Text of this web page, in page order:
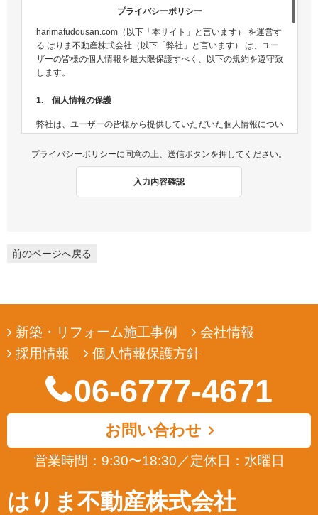
プライバシーポリシー
harimafudousan.com（以下「本サイト」と言います） を運営す
る はりま不動産株式会社（以下「弊社」と言います） は、ユー
ザーの皆様の個人情報を最大限保護すべく、以下の規約を遵守致
します。
1. 個人情報の保護
弊社は、ユーザーの皆様から提供していただいた個人情報につい
ないよう、個人情報の適切な管理及び保護に努めます。
3. 個人情報の利用
4. 個人情報の開示
弊社は、ユーザーの皆様から提供していただいた個人情報を、正
当な理由のある場合を除き、その同意なくして第三者に開示若し
くは提供することはありません。また、その場合においても、正
当な理由がない限り、個人情報が第三者から更に開示、提供若し
くは漏洩されることのないよう努めます。
弊社は、ユーザーの皆様が提供された個人情報の確認、訂正など
り、合理的な範囲で、そのご希望に対応致します。
プライバシーポリシーに同意の上、送信ボタンを押してください。
入力内容確認
前のページへ戻る
新築・リフォーム施工事例
会社情報
採用情報
個人情報保護方針
06-6777-4671
お問い合わせ
営業時間：9:30〜18:30／定休日：水曜日
はりま不動産株式会社